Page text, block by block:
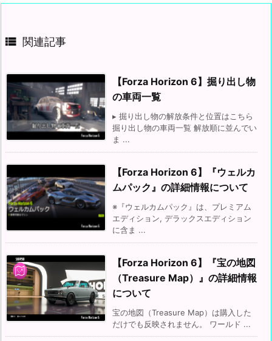
 関連記事
【Forza Horizon 6】掘り出し物
の車両一覧
▸ 掘り出し物の解放条件と位置はこちら
掘り出し物の車両一覧 解放順に並んでい
ま ...
【Forza Horizon 6】『ウェルカ
ムパック』の詳細情報について
※『ウェルカムパック』は、プレミアム
エディション, デラックスエディション
に含ま ...
【Forza Horizon 6】『宝の地図
（Treasure Map）』の詳細情報
について
宝の地図（Treasure Map）は購入した
だけでも反映されません。 ワールド ...